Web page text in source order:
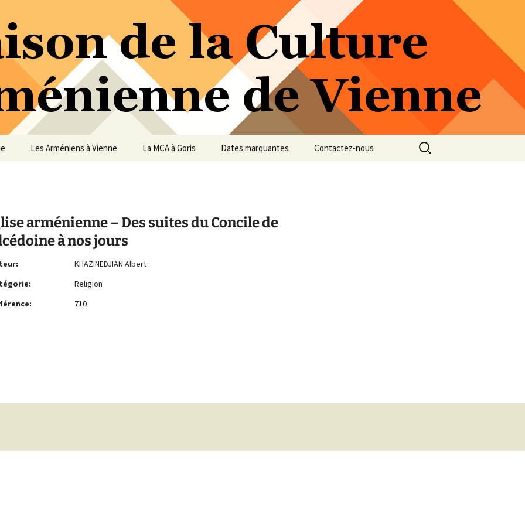
de Vienne
Les Arméniens à Vienne La MCA à Goris Dates marquantes Contactez-nous
Rechercher :
arménienne – Des suites du Concile de
à nos jours
KHAZINEDJIAN Albert
Religion
710